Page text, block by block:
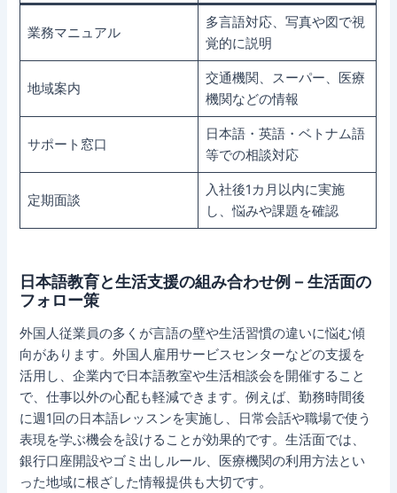
業務マニュアル
多言語対応、写真や図で視
覚的に説明
地域案内
交通機関、スーパー、医療
機関などの情報
サポート窓口
日本語・英語・ベトナム語
等での相談対応
定期面談
入社後1カ月以内に実施
し、悩みや課題を確認
日本語教育と生活支援の組み合わせ例 – 生活面の
フォロー策
外国人従業員の多くが言語の壁や生活習慣の違いに悩む傾
向があります。外国人雇用サービスセンターなどの支援を
活用し、企業内で日本語教室や生活相談会を開催すること
で、仕事以外の心配も軽減できます。例えば、勤務時間後
に週1回の日本語レッスンを実施し、日常会話や職場で使う
表現を学ぶ機会を設けることが効果的です。生活面では、
銀行口座開設やゴミ出しルール、医療機関の利用方法とい
った地域に根ざした情報提供も大切です。